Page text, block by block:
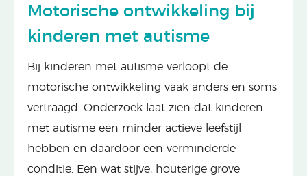
Motorische ontwikkeling bij
kinderen met autisme
Bij kinderen met autisme verloopt de
motorische ontwikkeling vaak anders en soms
vertraagd. Onderzoek laat zien dat kinderen
met autisme een minder actieve leefstijl
hebben en daardoor een verminderde
conditie. Een wat stijve, houterige grove